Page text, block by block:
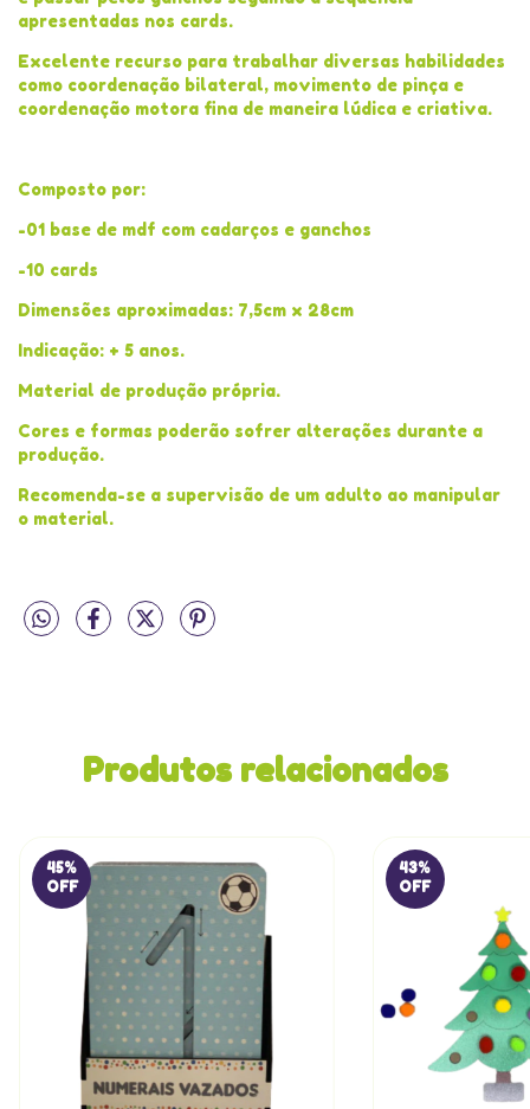
apresentadas nos cards.
Excelente recurso para trabalhar diversas habilidades
como coordenação bilateral, movimento de pinça e
coordenação motora fina de maneira lúdica e criativa.
Composto por:
-01 base de mdf com cadarços e ganchos
-10 cards
Dimensões aproximadas: 7,5cm x 28cm
Indicação: + 5 anos.
Material de produção própria.
Cores e formas poderão sofrer alterações durante a
produção.
Recomenda-se a supervisão de um adulto ao manipular
o material.
Produtos relacionados
45%
OFF
43%
OFF